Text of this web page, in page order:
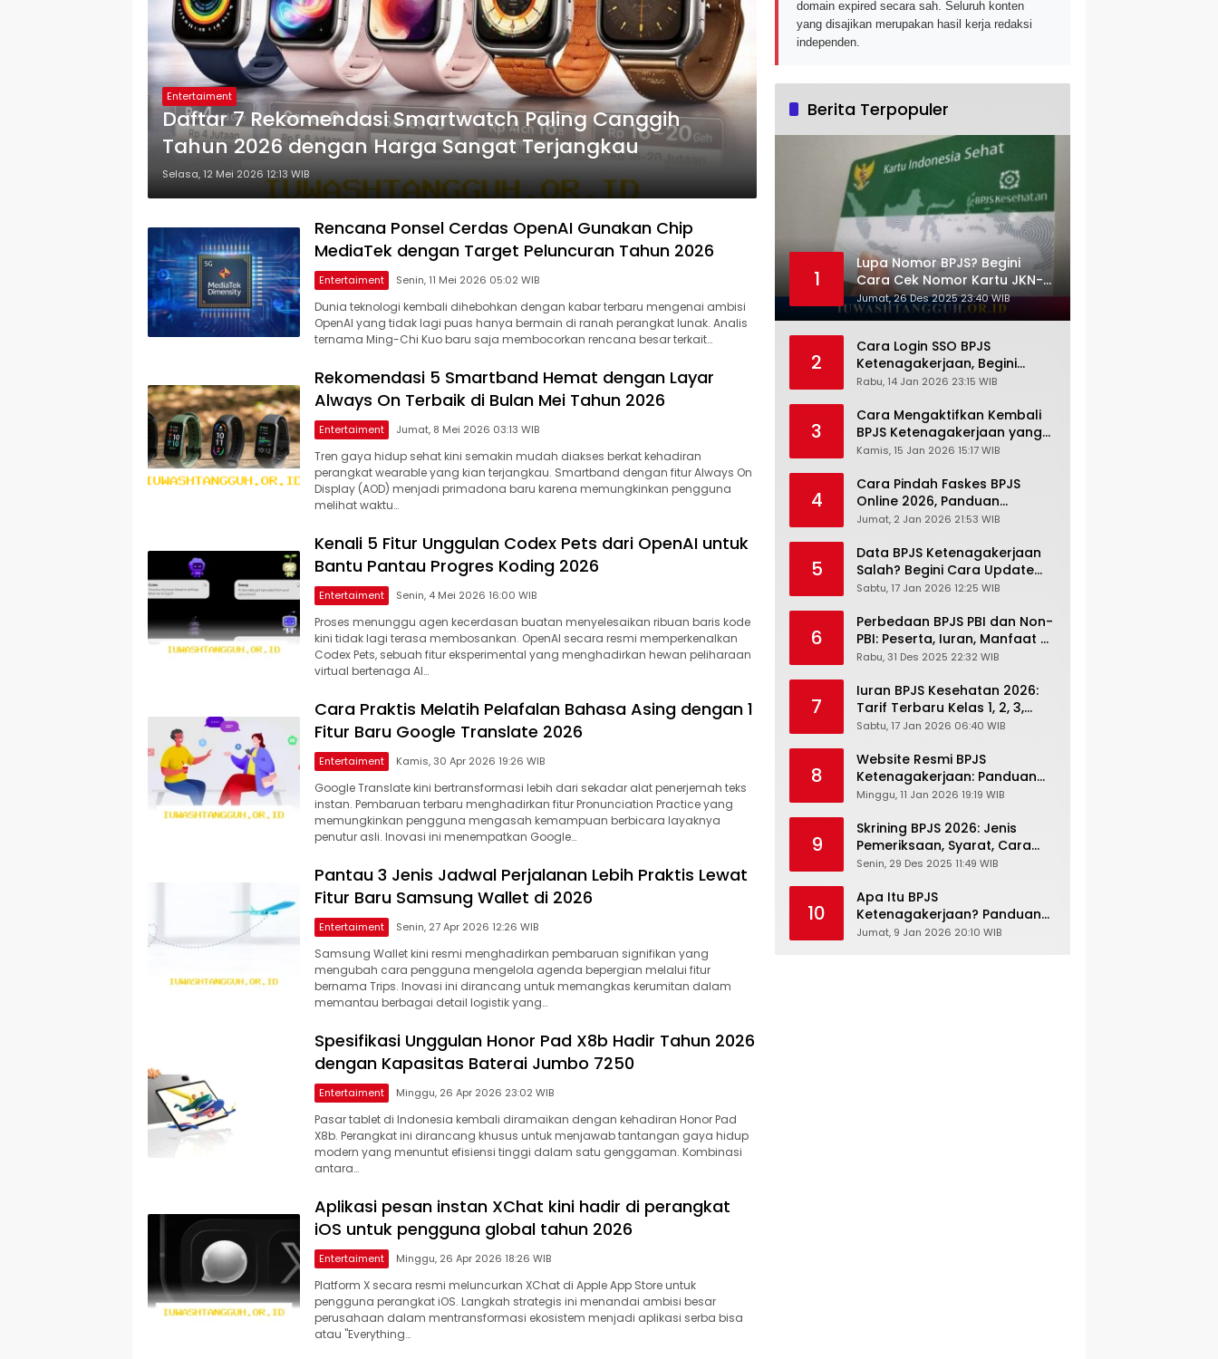
Entertaiment
Daftar 7 Rekomendasi Smartwatch Paling Canggih
Tahun 2026 dengan Harga Sangat Terjangkau
Selasa, 12 Mei 2026 12:13 WIB
Rencana Ponsel Cerdas OpenAI Gunakan Chip
MediaTek dengan Target Peluncuran Tahun 2026
Entertaiment Senin, 11 Mei 2026 05:02 WIB
Dunia teknologi kembali dihebohkan dengan kabar terbaru mengenai ambisi
OpenAI yang tidak lagi puas hanya bermain di ranah perangkat lunak. Analis
ternama Ming-Chi Kuo baru saja membocorkan rencana besar terkait…
Rekomendasi 5 Smartband Hemat dengan Layar
Always On Terbaik di Bulan Mei Tahun 2026
Entertaiment Jumat, 8 Mei 2026 03:13 WIB
Tren gaya hidup sehat kini semakin mudah diakses berkat kehadiran
perangkat wearable yang kian terjangkau. Smartband dengan fitur Always On
Display (AOD) menjadi primadona baru karena memungkinkan pengguna
melihat waktu…
Kenali 5 Fitur Unggulan Codex Pets dari OpenAI untuk
Bantu Pantau Progres Koding 2026
Entertaiment Senin, 4 Mei 2026 16:00 WIB
Proses menunggu agen kecerdasan buatan menyelesaikan ribuan baris kode
kini tidak lagi terasa membosankan. OpenAI secara resmi memperkenalkan
Codex Pets, sebuah fitur eksperimental yang menghadirkan hewan peliharaan
virtual bertenaga AI…
Cara Praktis Melatih Pelafalan Bahasa Asing dengan 1
Fitur Baru Google Translate 2026
Entertaiment Kamis, 30 Apr 2026 19:26 WIB
Google Translate kini bertransformasi lebih dari sekadar alat penerjemah teks
instan. Pembaruan terbaru menghadirkan fitur Pronunciation Practice yang
memungkinkan pengguna mengasah kemampuan berbicara layaknya
penutur asli. Inovasi ini menempatkan Google…
Pantau 3 Jenis Jadwal Perjalanan Lebih Praktis Lewat
Fitur Baru Samsung Wallet di 2026
Entertaiment Senin, 27 Apr 2026 12:26 WIB
Samsung Wallet kini resmi menghadirkan pembaruan signifikan yang
mengubah cara pengguna mengelola agenda bepergian melalui fitur
bernama Trips. Inovasi ini dirancang untuk memangkas kerumitan dalam
memantau berbagai detail logistik yang…
Spesifikasi Unggulan Honor Pad X8b Hadir Tahun 2026
dengan Kapasitas Baterai Jumbo 7250
Entertaiment Minggu, 26 Apr 2026 23:02 WIB
Pasar tablet di Indonesia kembali diramaikan dengan kehadiran Honor Pad
X8b. Perangkat ini dirancang khusus untuk menjawab tantangan gaya hidup
modern yang menuntut efisiensi tinggi dalam satu genggaman. Kombinasi
antara…
Aplikasi pesan instan XChat kini hadir di perangkat
iOS untuk pengguna global tahun 2026
Entertaiment Minggu, 26 Apr 2026 18:26 WIB
Platform X secara resmi meluncurkan XChat di Apple App Store untuk
pengguna perangkat iOS. Langkah strategis ini menandai ambisi besar
perusahaan dalam mentransformasi ekosistem menjadi aplikasi serba bisa
atau "Everything…
domain expired secara sah. Seluruh konten
yang disajikan merupakan hasil kerja redaksi
independen.
Berita Terpopuler
1
Lupa Nomor BPJS? Begini
Cara Cek Nomor Kartu JKN-
KIS dengan NIK KTP
Jumat, 26 Des 2025 23:40 WIB
2
Cara Login SSO BPJS
Ketenagakerjaan, Begini
Tutorial Lengkap dan
Rabu, 14 Jan 2026 23:15 WIB
3
Cara Mengaktifkan Kembali
BPJS Ketenagakerjaan yang
Nonaktif, Begini Panduan
Kamis, 15 Jan 2026 15:17 WIB
4
Cara Pindah Faskes BPJS
Online 2026, Panduan
Lengkap via Mobile JKN,
Cabang
Jumat, 2 Jan 2026 21:53 WIB
5
Data BPJS Ketenagakerjaan
Salah? Begini Cara Update
Rekening, Alamat, HP di JMO
Sabtu, 17 Jan 2026 12:25 WIB
6
Perbedaan BPJS PBI dan Non-
PBI: Peserta, Iuran, Manfaat &
Masa Berlaku Terbaru 2026
Rabu, 31 Des 2025 22:32 WIB
7
Iuran BPJS Kesehatan 2026:
Tarif Terbaru Kelas 1, 2, 3,
Cara Bayar, Denda &
JKN-KIS
Sabtu, 17 Jan 2026 06:40 WIB
8
Website Resmi BPJS
Ketenagakerjaan: Panduan
Lengkap Akses dan Fitur
Minggu, 11 Jan 2026 19:19 WIB
9
Skrining BPJS 2026: Jenis
Pemeriksaan, Syarat, Cara
Daftar & Cek Riwayat
Senin, 29 Des 2025 11:49 WIB
10
Apa Itu BPJS
Ketenagakerjaan? Panduan
Lengkap untuk Pekerja dan
Jumat, 9 Jan 2026 20:10 WIB